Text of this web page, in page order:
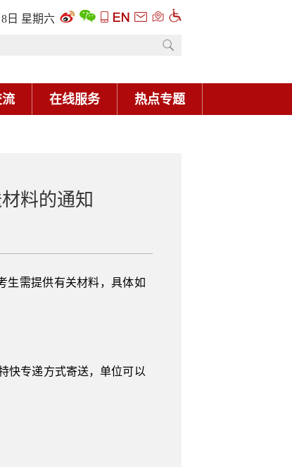
日 星期六
在线服务 热点专题
料的通知
生需提供有关材料，具体如
快专递方式寄送，单位可以